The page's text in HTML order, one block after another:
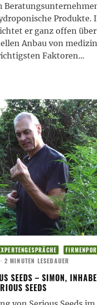
Produkte.
er ganz offen
Anbau von
Faktoren...
· 2 MINUTEN LESEDAUER
SEEDS – SIMON,
SEEDS